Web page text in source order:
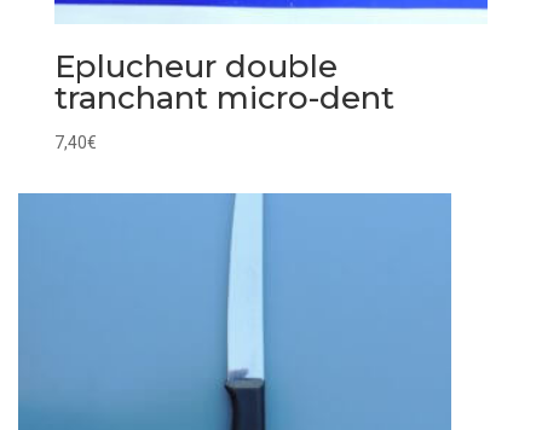
Eplucheur double
tranchant micro-dent
7,40€